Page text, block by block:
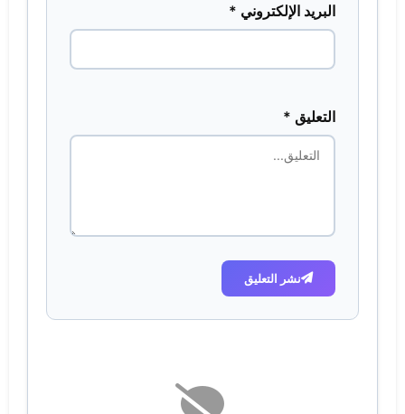
البريد الإلكتروني *
التعليق *
نشر التعليق